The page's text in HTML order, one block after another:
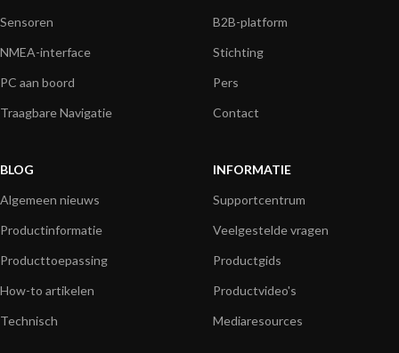
Sensoren
NMEA-interface
PC aan boord
Traagbare Navigatie
B2B-platform
Stichting
Pers
Contact
BLOG
Algemeen nieuws
Productinformatie
Producttoepassing
How-to artikelen
Technisch
INFORMATIE
Supportcentrum
Veelgestelde vragen
Productgids
Productvideo's
Mediaresources